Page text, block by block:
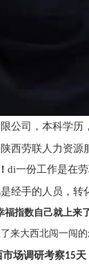
公司，本科学历
西劳联人力资源
di一份工作是在
经手的人员，转
指数自己就上来
来大西北闯一闯
场调研考察15天